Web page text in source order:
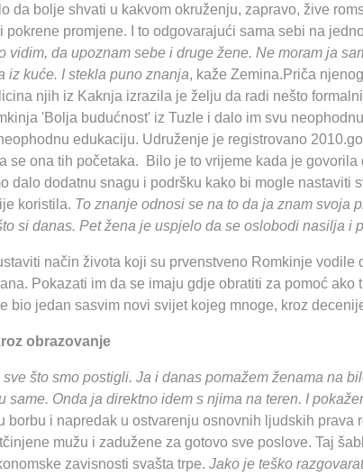
da bolje shvati u kakvom okruženju, zapravo, žive
pokrene promjene. I to odgovarajući sama sebi na
vidim, da upoznam sebe i druge žene. Ne moram ja
iz kuće. I stekla puno znanja, kaže Zemina.Priča
njih iz Kaknja izrazila je želju da radi nešto
'Bolja budućnost' iz Tuzle i dalo im svu
edukaciju. Udruženje je registrovano
se ona tih početaka. Bilo je to vrijeme kada je
dalo dodatnu snagu i podršku kako bi mogle
koristila. To znanje odnosi se na to da ja znam svoja
si danas. Pet žena je uspjelo da se oslobodi nasilja i
način života koji su prvenstveno Romkinje
Pokazati im da se imaju gdje obratiti za pomoć
bio jedan sasvim novi svijet kojeg mnoge, kroz
obrazovanje
što smo postigli. Ja i danas pomažem ženama na
same. Onda ja direktno idem s njima na teren. I
borbu i napredak u ostvarenju osnovnih ljudskih
mužu i zadužene za gotovo sve poslove. Taj
zavisnosti svašta trpe. Jako je teško